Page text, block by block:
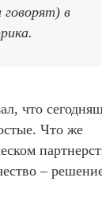
в
что
Что же
–